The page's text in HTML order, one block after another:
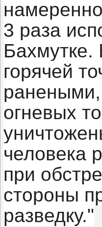
3 раза
Бахмутке.
горячей
огневых
человека
при
стороны
разведку."